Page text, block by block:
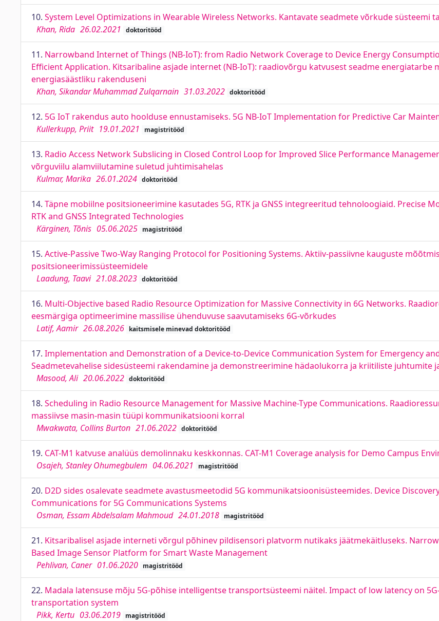
10. System Level Optimizations in Wearable Wireless Networks. Kantavate seadmete võrkude süsteemi
Khan, Rida 26.02.2021 doktoritööd
11. Narrowband Internet of Things (NB-IoT): from Radio Network Coverage to Device Energy
Eﬃcient Application. Kitsaribaline asjade internet (NB-IoT): raadiovõrgu katvusest seadme energiatarbe
energiasäästliku rakenduseni
Khan, Sikandar Muhammad Zulqarnain 31.03.2022 doktoritööd
12. 5G IoT rakendus auto hoolduse ennustamiseks. 5G NB-IoT Implementation for Predictive Car
Kullerkupp, Priit 19.01.2021 magistritööd
13. Radio Access Network Subslicing in Closed Control Loop for Improved Slice Performance
võrguviilu alamviilutamine suletud juhtimisahelas
Kulmar, Marika 26.01.2024 doktoritööd
14. Täpne mobiilne positsioneerimine kasutades 5G, RTK ja GNSS integreeritud tehnoloogiaid. Precise
RTK and GNSS Integrated Technologies
Kärginen, Tõnis 05.06.2025 magistritööd
15. Active-Passive Two-Way Ranging Protocol for Positioning Systems. Aktiiv-passiivne kauguste
positsioneerimissüsteemidele
Laadung, Taavi 21.08.2023 doktoritööd
16. Multi-Objective based Radio Resource Optimization for Massive Connectivity in 6G Networks.
eesmärgiga optimeerimine massilise ühenduvuse saavutamiseks 6G-võrkudes
Latif, Aamir 26.08.2026 kaitsmisele minevad doktoritööd
17. Implementation and Demonstration of a Device-to-Device Communication System for Emergency
Seadmetevahelise sidesüsteemi rakendamine ja demonstreerimine hädaolukorra ja kriitiliste juhtumite
Masood, Ali 20.06.2022 doktoritööd
18. Scheduling in Radio Resource Management for Massive Machine-Type Communications.
massiivse masin-masin tüüpi kommunikatsiooni korral
Mwakwata, Collins Burton 21.06.2022 doktoritööd
19. CAT-M1 katvuse analüüs demolinnaku keskkonnas. CAT-M1 Coverage analysis for Demo Campus
Osajeh, Stanley Ohumegbulem 04.06.2021 magistritööd
20. D2D sides osalevate seadmete avastusmeetodid 5G kommunikatsioonisüsteemides. Device
Communications for 5G Communications Systems
Osman, Essam Abdelsalam Mahmoud 24.01.2018 magistritööd
21. Kitsaribalisel asjade interneti võrgul põhinev pildisensori platvorm nutikaks jäätmekäitluseks.
Based Image Sensor Platform for Smart Waste Management
Pehlivan, Caner 01.06.2020 magistritööd
22. Madala latensuse mõju 5G-põhise intelligentse transportsüsteemi näitel. Impact of low latency on
transportation system
Pikk, Kertu 03.06.2019 magistritööd